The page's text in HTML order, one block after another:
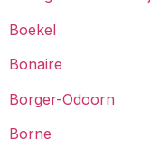
Boekel
Bonaire
Borger-Odoorn
Borne